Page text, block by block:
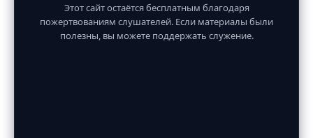
Этот сайт остаётся бесплатным благодаря
пожертвованиям слушателей. Если материалы были
полезны, вы можете поддержать служение.